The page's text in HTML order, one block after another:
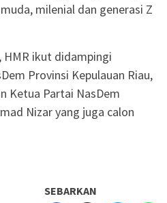
milenial dan generasi Z
HMR ikut didampingi
Provinsi Kepulauan Riau,
Ketua Partai NasDem
Nizar yang juga calon
SEBARKAN